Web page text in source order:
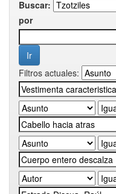
Buscar:
por
Filtros actuales: